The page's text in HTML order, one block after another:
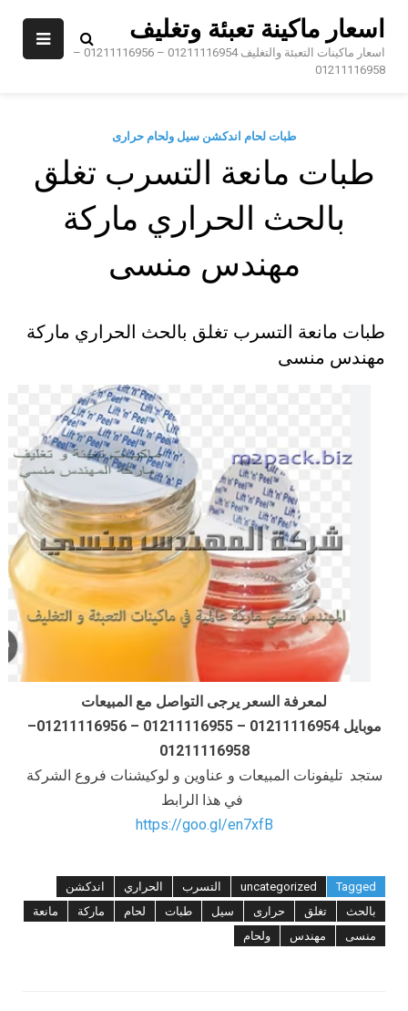
اسعار ماكينة تعبئة وتغليف
اسعار ماكينات التعبئة والتغليف 01211116954 – 01211116956 –
01211116958
طبات لحام اندكشن سيل ولحام حرارى
طبات مانعة التسرب تغلق
بالحث الحراري ماركة
مهندس منسى
طبات مانعة التسرب تغلق بالحث الحراري ماركة
مهندس منسى
لمعرفة السعر يرجى التواصل مع المبيعات
موبايل 01211116954 – 01211116955 – 01211116956–
01211116958
ستجد تليفونات المبيعات و عناوين و لوكيشنات فروع الشركة
في هذا الرابط
https://goo.gl/en7xfB
Tagged
uncategorized التسرب الحراري
اندكشن
بالحث
تغلق حرارى سيل طبات لحام ماركة
مانعة
منسى
مهندس ولحام